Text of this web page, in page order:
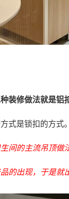
装修做法就是铝
式是锁扣的方式
间的主流吊顶做
的出现，于是就